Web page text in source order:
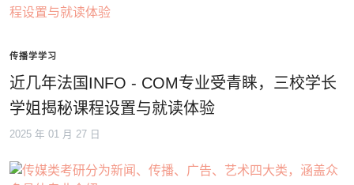
传播学学习
近几年法国INFO - COM专业受青睐，三校学长
学姐揭秘课程设置与就读体验
2025 年 01 月 27 日